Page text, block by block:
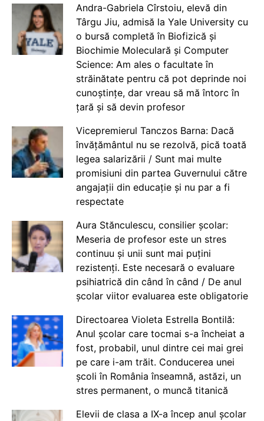
Andra-Gabriela Cîrstoiu, elevă din
Târgu Jiu, admisă la Yale University cu
o bursă completă în Biofizică și
Biochimie Moleculară și Computer
Science: Am ales o facultate în
străinătate pentru că pot deprinde noi
cunoștințe, dar vreau să mă întorc în
țară și să devin profesor
Vicepremierul Tanczos Barna: Dacă
învățământul nu se rezolvă, pică toată
legea salarizării / Sunt mai multe
promisiuni din partea Guvernului către
angajații din educație și nu par a fi
respectate
Aura Stănculescu, consilier școlar:
Meseria de profesor este un stres
continuu și unii sunt mai puțini
rezistenți. Este necesară o evaluare
psihiatrică din când în când / De anul
școlar viitor evaluarea este obligatorie
Directoarea Violeta Estrella Bontilă:
Anul școlar care tocmai s-a încheiat a
fost, probabil, unul dintre cei mai grei
pe care i-am trăit. Conducerea unei
școli în România înseamnă, astăzi, un
stres permanent, o muncă titanică
Elevii de clasa a IX-a încep anul școlar